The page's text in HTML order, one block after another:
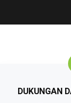
DUKUNGAN